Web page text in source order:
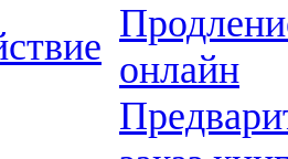
онлайн